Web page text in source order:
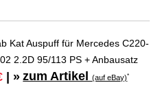
Kat Auspuff für Mercedes C220-
2.2D 95/113 PS + Anbausatz
| » zum Artikel(auf eBay)*